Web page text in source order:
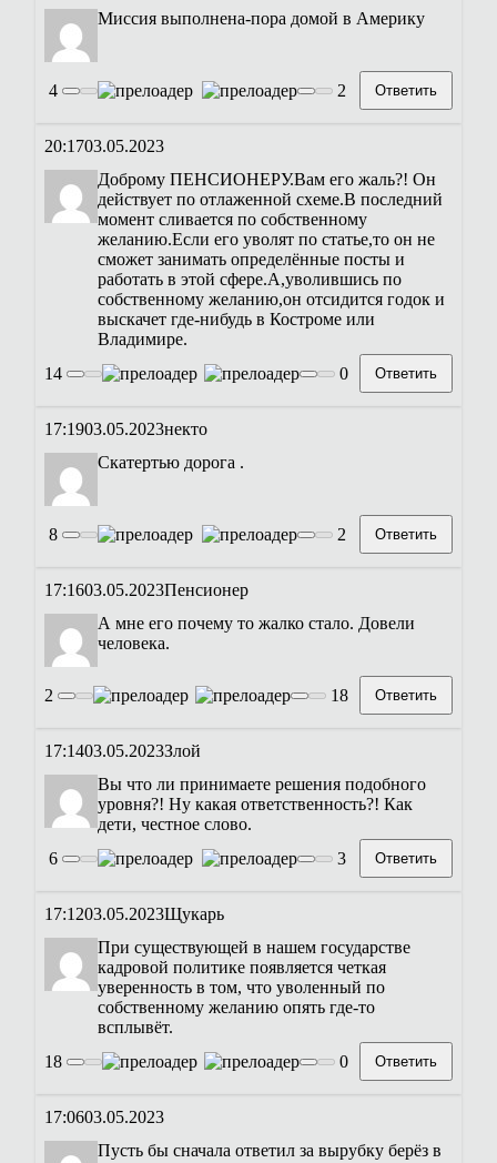
Миссия выполнена-пора домой в Америку
4 2 Ответить
20:1703.05.2023
Доброму ПЕНСИОНЕРУ.Вам его жаль?! Он
действует по отлаженной схеме.В последний
момент сливается по собственному
желанию.Если его уволят по статье,то он не
сможет занимать определённые посты и
работать в этой сфере.А,уволившись по
собственному желанию,он отсидится годок и
выскачет где-нибудь в Костроме или
Владимире.
14
0 Ответить
17:1903.05.2023некто
Скатертью дорога .
8 2 Ответить
17:1603.05.2023Пенсионер
А мне его почему то жалко стало. Довели
человека.
2 18 Ответить
17:1403.05.2023Злой
Вы что ли принимаете решения подобного
уровня?! Ну какая ответственность?! Как
дети, честное слово.
6
3 Ответить
17:1203.05.2023Щукарь
При существующей в нашем государстве
кадровой политике появляется четкая
уверенность в том, что уволенный по
собственному желанию опять где-то
всплывёт.
18
0 Ответить
17:0603.05.2023
Пусть бы сначала ответил за вырубку берёз в